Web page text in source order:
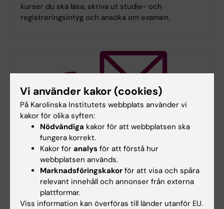
kurser du ska läsa, skriva ut studie- och
registreringsintyg och ansöka om examen.
Kontaktuppgifter
Kontaktuppgifter till bland annat programdirektor,
programstudievägledare och programhandläggare.
Vi använder kakor (cookies)
På Karolinska Institutets webbplats använder vi
kakor för olika syften:
Nödvändiga kakor för att webbplatsen ska
fungera korrekt.
Kakor för analys för att förstå hur
webbplatsen används.
Marknadsföringskakor för att visa och spåra
relevant innehåll och annonser från externa
plattformar.
Viss information kan överföras till länder utanför EU.